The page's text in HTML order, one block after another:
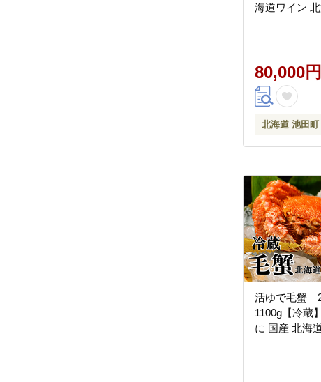
海道ワイン
80,000円
北海道 池田町
活ゆで毛蟹
1100g【冷蔵
に 国産 北海